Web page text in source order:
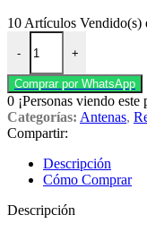
10 Artículos Vendido(s)
-
Antena Nanostation 5
+
Comprar por WhatsApp
0 ¡Personas viendo
Categorías: Antenas,
Compartir:
Descripción
Cómo Comprar
Descripción